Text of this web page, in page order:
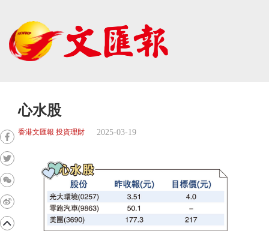
心水股
香港文匯報 投資理財 2025-03-19